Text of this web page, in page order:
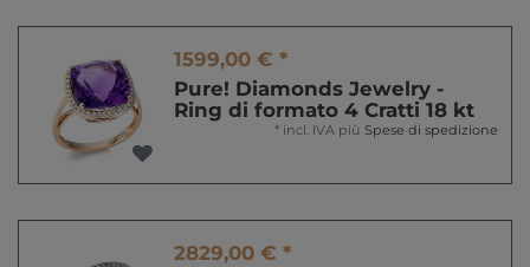
1599,00 € *
Pure! Diamonds Jewelry -
Ring di formato 4 Cratti 18 kt
* incl. IVA più Spese di spedizione
2829,00 € *